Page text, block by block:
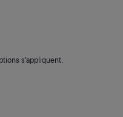
s’appliquent.